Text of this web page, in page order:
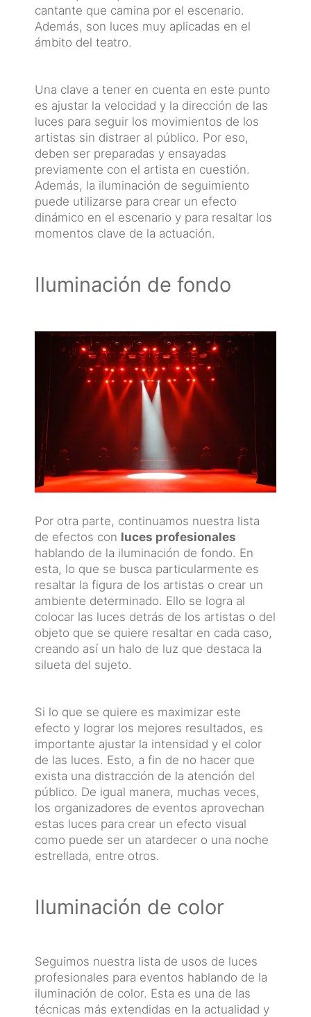
cantante que camina por el escenario.
Además, son luces muy aplicadas en el
ámbito del teatro.
Una clave a tener en cuenta en este punto
es ajustar la velocidad y la dirección de las
luces para seguir los movimientos de los
artistas sin distraer al público. Por eso,
deben ser preparadas y ensayadas
previamente con el artista en cuestión.
Además, la iluminación de seguimiento
puede utilizarse para crear un efecto
dinámico en el escenario y para resaltar los
momentos clave de la actuación.
Iluminación de fondo
Por otra parte, continuamos nuestra lista
de efectos con luces profesionales
hablando de la iluminación de fondo. En
esta, lo que se busca particularmente es
resaltar la figura de los artistas o crear un
ambiente determinado. Ello se logra al
colocar las luces detrás de los artistas o del
objeto que se quiere resaltar en cada caso,
creando así un halo de luz que destaca la
silueta del sujeto.
Si lo que se quiere es maximizar este
efecto y lograr los mejores resultados, es
importante ajustar la intensidad y el color
de las luces. Esto, a fin de no hacer que
exista una distracción de la atención del
público. De igual manera, muchas veces,
los organizadores de eventos aprovechan
estas luces para crear un efecto visual
como puede ser un atardecer o una noche
estrellada, entre otros.
Iluminación de color
Seguimos nuestra lista de usos de luces
profesionales para eventos hablando de la
iluminación de color. Esta es una de las
técnicas más extendidas en la actualidad y